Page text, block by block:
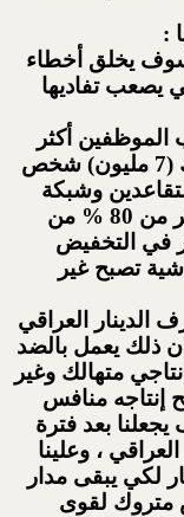
:
سوف يخلق أخطاء
يصعب تفاديها
الموظفين أكثر
من الحدود التي وصلت إليها، لان هناك (7 مليون) شخص
رواتب 4 منهم موظفين و3 متقاعدين وشبكة
حماية اجتماعية ، تخلق إنفاق يمثل أكثر من 80 % من
في التخفيض
تصبح غير
الدينار العراقي
ذلك يعمل بالضد
متهالك وغير
إنتاجه منافس
بعد فترة
، وعلينا
لكي يبقى مدار
متروك لقوى